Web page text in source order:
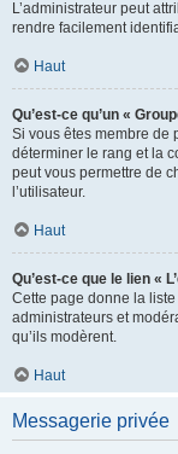
L’administrateur peut
rendre facilement
Haut
Qu’est-ce qu’un «
Si vous êtes membre de
déterminer le rang et la
peut vous permettre de
l’utilisateur.
Haut
Qu’est-ce que le lien «
Cette page donne la
administrateurs et
qu’ils modèrent.
Haut
Messagerie privée